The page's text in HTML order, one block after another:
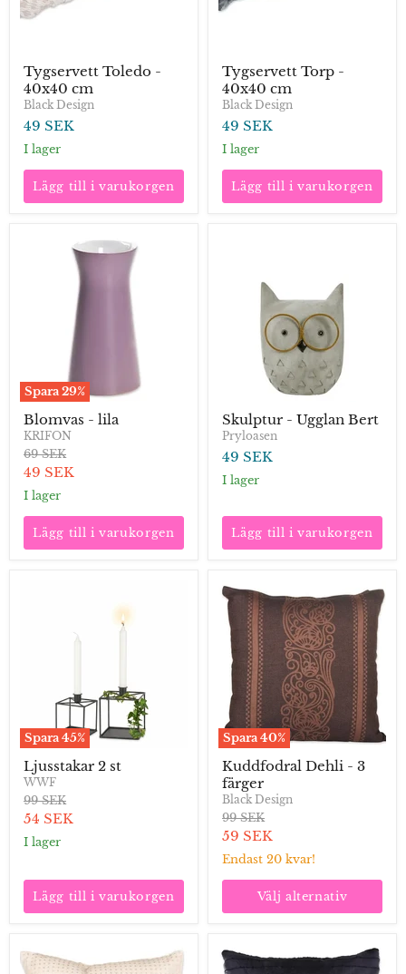
Tygservett Toledo -
40x40 cm
Black Design
49 SEK
I lager
Lägg till i varukorgen
Tygservett Torp -
40x40 cm
Black Design
49 SEK
I lager
Lägg till i varukorgen
Spara29%
Blomvas - lila
KRIFON
Ordinarie
pris
69 SEK
Aktuellt
pris
49 SEK
I lager
Lägg till i varukorgen
Skulptur - Ugglan Bert
Pryloasen
49 SEK
I lager
Lägg till i varukorgen
Spara45%
Ljusstakar 2 st
WWF
Ordinarie
pris
99 SEK
Aktuellt
pris
54 SEK
I lager
Lägg till i varukorgen
Spara40%
Kuddfodral
Dehli
färger
Kuddfodral Dehli - 3
färger
Black Design
Ordinarie
pris
99 SEK
Aktuellt
pris
59 SEK
Endast 20 kvar!
Välj alternativ
Kuddfodral
Dots
Kuddfodral
Delicate